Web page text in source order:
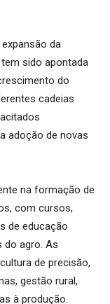
da
sido apontada
do
cadeias
adoção de novas
na formação de
com cursos,
de educação
do agro. As
de precisão,
gestão rural,
à produção.